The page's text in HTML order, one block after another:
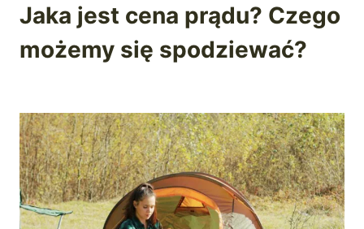
Jaka jest cena prądu? Czego
możemy się spodziewać?